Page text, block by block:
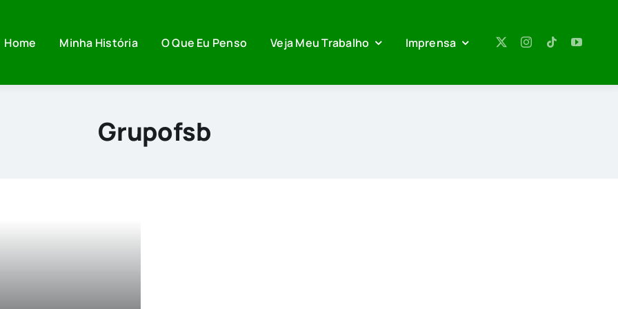
Home Minha História O Que Eu Penso Veja Meu Trabalho Imprensa
Grupofsb